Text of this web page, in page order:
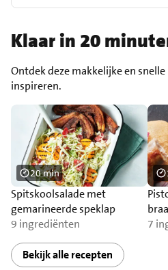
Klaar in 20
Ontdek deze makkelijke en
inspireren.
Spitskoolsalade met
gemarineerde speklap
9 ingrediënten
20 min
7
Bekijk alle recepten